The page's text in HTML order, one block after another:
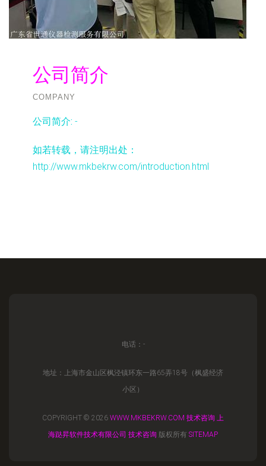
公司简介
COMPANY
公司简介: -
如若转载，请注明出处：
http://www.mkbekrw.com/introduction.html
电话：-
地址：上海市金山区枫泾镇环东一路65弄18号（枫盛经济
小区）
COPYRIGHT © 2026 WWW.MKBEKRW.COM 技术咨询 上
海跶昇软件技术有限公司 技术咨询 版权所有 SITEMAP